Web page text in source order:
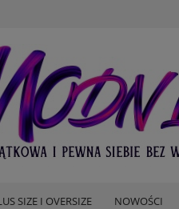
SIZE I OVERSIZE NOWOŚCI